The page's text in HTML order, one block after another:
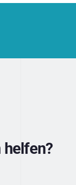
helfen?